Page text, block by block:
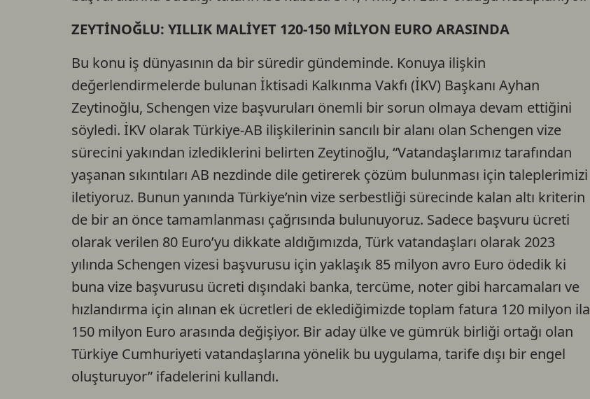
ZEYTİNOĞLU: YILLIK MALİYET 120-150 MİLYON EURO ARASINDA
Bu konu iş dünyasının da bir süredir gündeminde. Konuya ilişkin
değerlendirmelerde bulunan İktisadi Kalkınma Vakfı (İKV) Başkanı Ayhan
Zeytinoğlu, Schengen vize başvuruları önemli bir sorun olmaya devam ettiğini
söyledi. İKV olarak Türkiye-AB ilişkilerinin sancılı bir alanı olan Schengen vize
sürecini yakından izlediklerini belirten Zeytinoğlu, “Vatandaşlarımız tarafından
yaşanan sıkıntıları AB nezdinde dile getirerek çözüm bulunması için taleplerimizi
iletiyoruz. Bunun yanında Türkiye’nin vize serbestliği sürecinde kalan altı kriterin
de bir an önce tamamlanması çağrısında bulunuyoruz. Sadece başvuru ücreti
olarak verilen 80 Euro’yu dikkate aldığımızda, Türk vatandaşları olarak 2023
yılında Schengen vizesi başvurusu için yaklaşık 85 milyon avro Euro ödedik ki
buna vize başvurusu ücreti dışındaki banka, tercüme, noter gibi harcamaları ve
hızlandırma için alınan ek ücretleri de eklediğimizde toplam fatura 120 milyon ila
150 milyon Euro arasında değişiyor. Bir aday ülke ve gümrük birliği ortağı olan
Türkiye Cumhuriyeti vatandaşlarına yönelik bu uygulama, tarife dışı bir engel
oluşturuyor” ifadelerini kullandı.